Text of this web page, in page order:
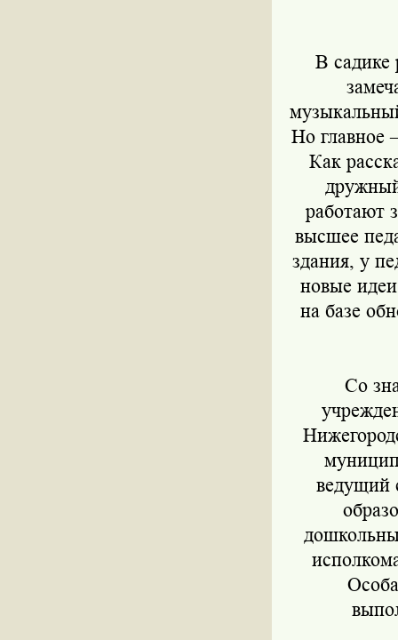
В садике
Но главное
Как
работают
высшее
здания, у
новые
на базе
Со
ведущий